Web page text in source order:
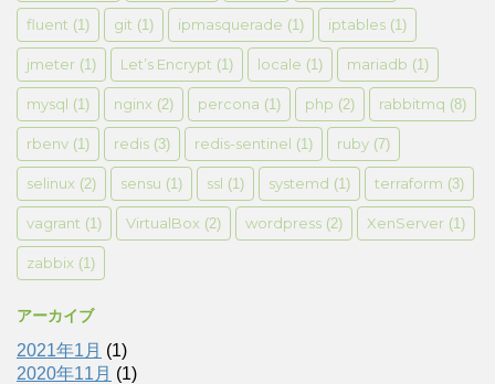
fluent (1) git (1) ipmasquerade (1) iptables (1)
jmeter (1) Let’s Encrypt (1) locale (1) mariadb (1)
mysql (1) nginx (2) percona (1) php (2) rabbitmq (8)
rbenv (1) redis (3) redis-sentinel (1) ruby (7)
selinux (2) sensu (1) ssl (1) systemd (1) terraform (3)
vagrant (1) VirtualBox (2) wordpress (2) XenServer (1)
zabbix (1)
アーカイブ
2021年1月 (1)
2020年11月 (1)